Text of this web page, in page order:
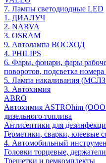
7. Лампы светодиодные LED
1. ДИАЛУЧ
2. NARVA
3. OSRAM
9. Автолампа ВОСХОД
4. PHILIPS
6. Фары, фонари, фары
поворотов, подсветка
5. Лампа накаливания (МСЛЗ
3. Автохимия
ABRO
Автохимия ASTROhim
дизельного топлива
Антисептики для
Герметики, сварки, клеевые
4. Автомобильный
Головки торцевые,
Трещетки и ремкомплекты